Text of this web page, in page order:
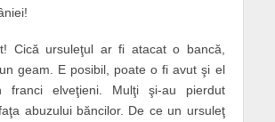
Cică ursuleţul ar fi atacat o bancă,
geam. E posibil, poate o fi avut şi el
franci elveţieni. Mulţi şi-au pierdut
abuzului băncilor. De ce un ursuleţ